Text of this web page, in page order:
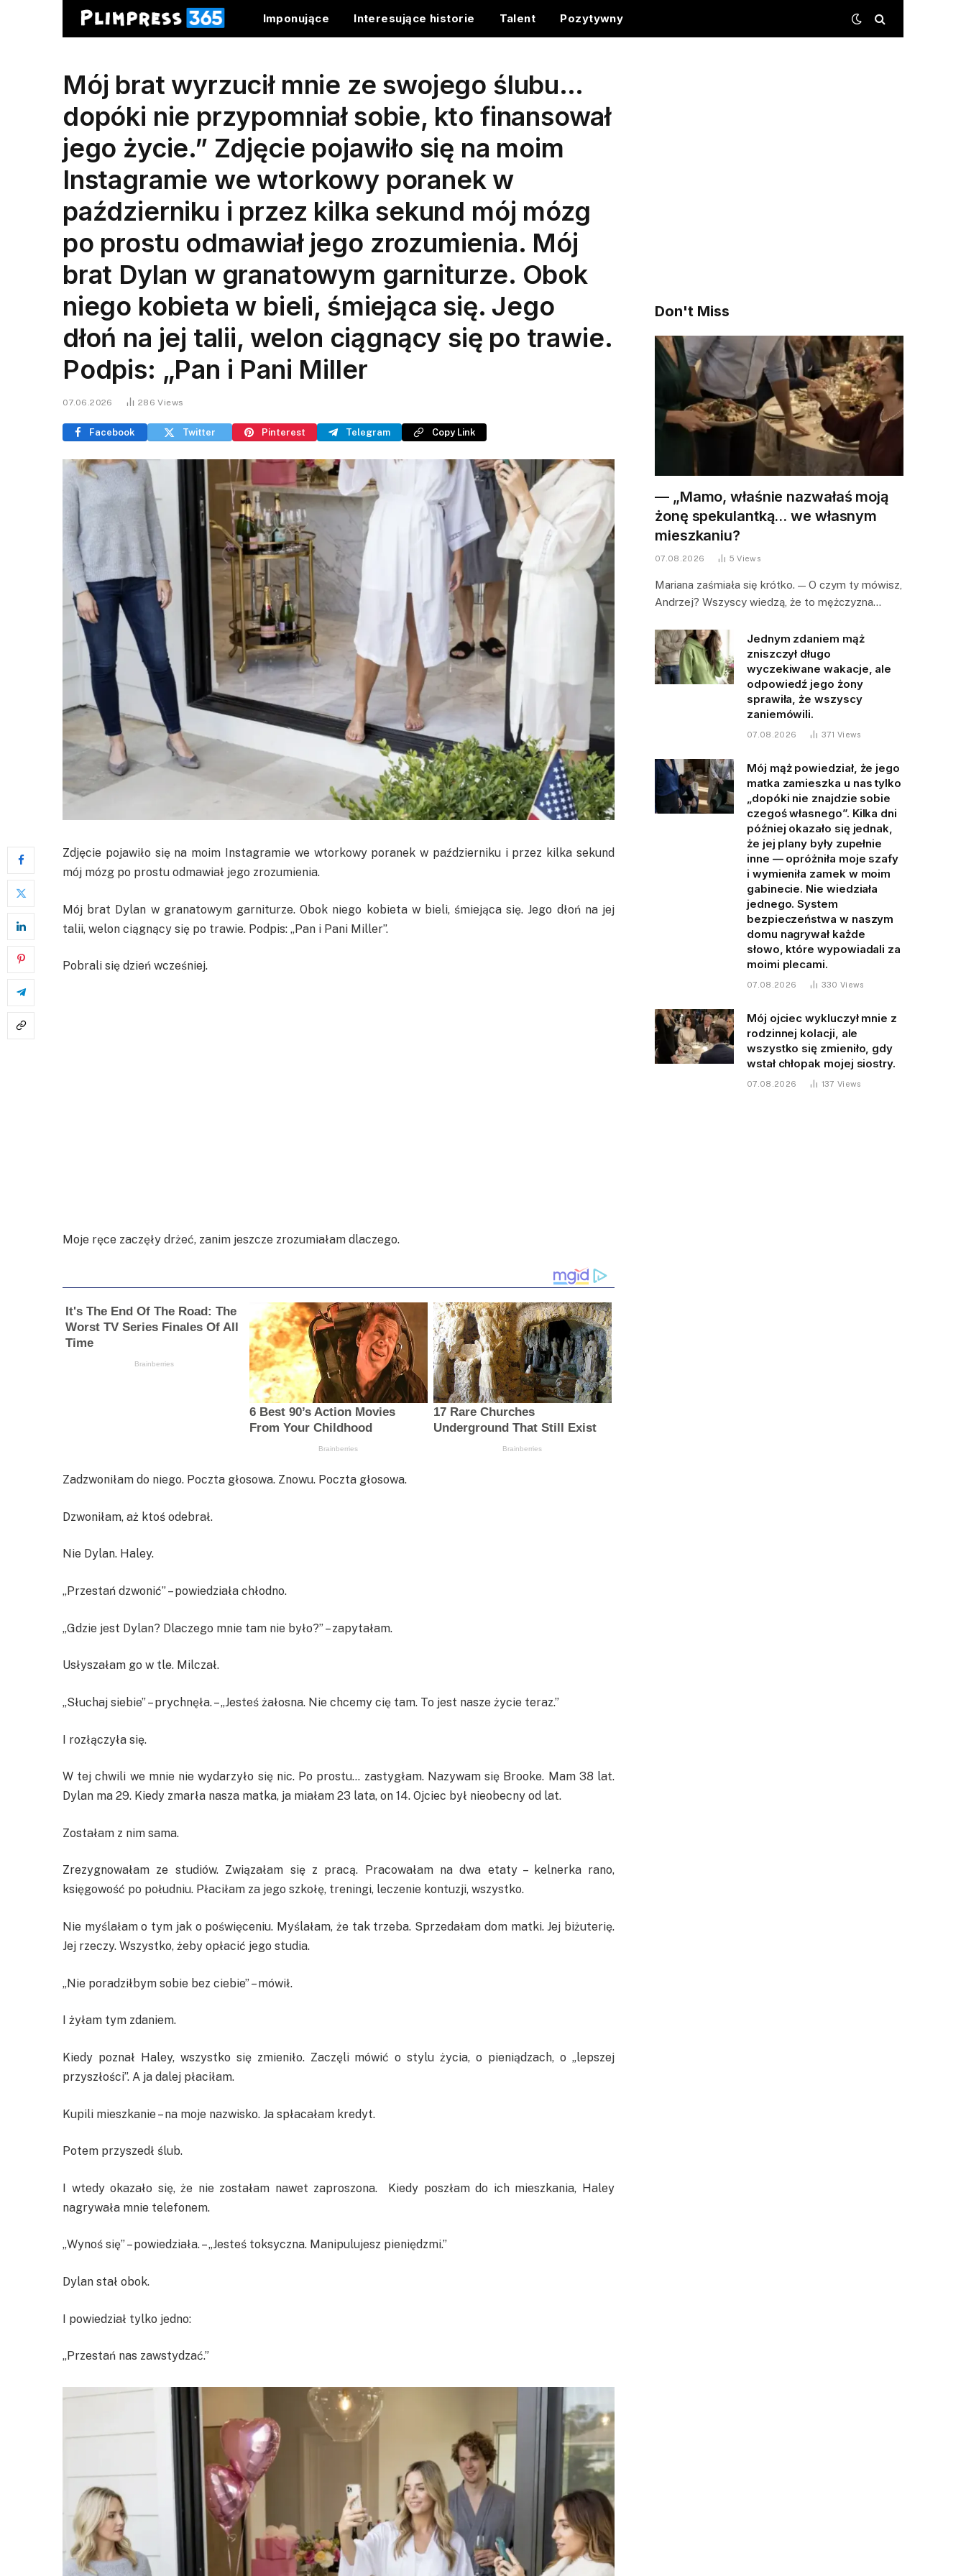
Imponujące Interesujące historie Talent Pozytywny
Mój brat wyrzucił mnie ze swojego ślubu…
dopóki nie przypomniał sobie, kto finansował
jego życie.” Zdjęcie pojawiło się na moim
Instagramie we wtorkowy poranek w
październiku i przez kilka sekund mój mózg
po prostu odmawiał jego zrozumienia. Mój
brat Dylan w granatowym garniturze. Obok
niego kobieta w bieli, śmiejąca się. Jego
dłoń na jej talii, welon ciągnący się po trawie.
Podpis: „Pan i Pani Miller
07.06.2026 286Views
Facebook Twitter Pinterest Telegram Copy Link
Zdjęcie pojawiło się na moim Instagramie we wtorkowy poranek w październiku i przez kilka sekund
mój mózg po prostu odmawiał jego zrozumienia.
Mój brat Dylan w granatowym garniturze. Obok niego kobieta w bieli, śmiejąca się. Jego dłoń na jej
talii, welon ciągnący się po trawie. Podpis: „Pan i Pani Miller”.
Pobrali się dzień wcześniej.
Moje ręce zaczęły drżeć, zanim jeszcze zrozumiałam dlaczego.
Zadzwoniłam do niego. Poczta głosowa. Znowu. Poczta głosowa.
Dzwoniłam, aż ktoś odebrał.
Nie Dylan. Haley.
„Przestań dzwonić” – powiedziała chłodno.
„Gdzie jest Dylan? Dlaczego mnie tam nie było?” – zapytałam.
Usłyszałam go w tle. Milczał.
„Słuchaj siebie” – prychnęła. – „Jesteś żałosna. Nie chcemy cię tam. To jest nasze życie teraz.”
I rozłączyła się.
W tej chwili we mnie nie wydarzyło się nic. Po prostu… zastygłam. Nazywam się Brooke. Mam 38 lat.
Dylan ma 29. Kiedy zmarła nasza matka, ja miałam 23 lata, on 14. Ojciec był nieobecny od lat.
Zostałam z nim sama.
Zrezygnowałam ze studiów. Związałam się z pracą. Pracowałam na dwa etaty – kelnerka rano,
księgowość po południu. Płaciłam za jego szkołę, treningi, leczenie kontuzji, wszystko.
Nie myślałam o tym jak o poświęceniu. Myślałam, że tak trzeba. Sprzedałam dom matki. Jej biżuterię.
Jej rzeczy. Wszystko, żeby opłacić jego studia.
„Nie poradziłbym sobie bez ciebie” – mówił.
I żyłam tym zdaniem.
Kiedy poznał Haley, wszystko się zmieniło. Zaczęli mówić o stylu życia, o pieniądzach, o „lepszej
przyszłości”. A ja dalej płaciłam.
Kupili mieszkanie – na moje nazwisko. Ja spłacałam kredyt.
Potem przyszedł ślub.
I wtedy okazało się, że nie zostałam nawet zaproszona. Kiedy poszłam do ich mieszkania, Haley
nagrywała mnie telefonem.
„Wynoś się” – powiedziała. – „Jesteś toksyczna. Manipulujesz pieniędzmi.”
Dylan stał obok.
I powiedział tylko jedno:
„Przestań nas zawstydzać.”
Don't Miss
— „Mamo, właśnie nazwałaś moją
żonę spekulantką… we własnym
mieszkaniu?
07.08.2026 5Views
Mariana zaśmiała się krótko. — O czym ty mówisz,
Andrzej? Wszyscy wiedzą, że to mężczyzna…
Jednym zdaniem mąż
zniszczył długo
wyczekiwane wakacje, ale
odpowiedź jego żony
sprawiła, że wszyscy
zaniemówili.
07.08.2026 371 Views
Mój mąż powiedział, że jego
matka zamieszka u nas tylko
„dopóki nie znajdzie sobie
czegoś własnego”. Kilka dni
później okazało się jednak,
że jej plany były zupełnie
inne — opróżniła moje szafy
i wymieniła zamek w moim
gabinecie. Nie wiedziała
jednego. System
bezpieczeństwa w naszym
domu nagrywał każde
słowo, które wypowiadali za
moimi plecami.
07.08.2026 330 Views
Mój ojciec wykluczył mnie z
rodzinnej kolacji, ale
wszystko się zmieniło, gdy
wstał chłopak mojej siostry.
07.08.2026 137 Views